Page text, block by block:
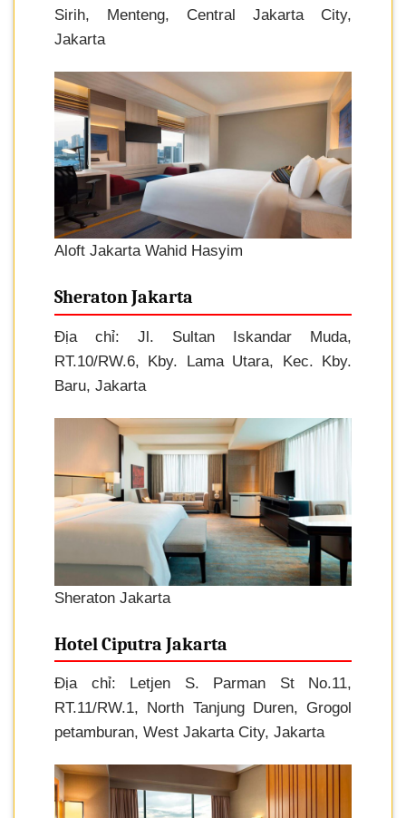
Sirih, Menteng, Central Jakarta City,
Jakarta
Aloft Jakarta Wahid Hasyim
Sheraton Jakarta
Địa chỉ: Jl. Sultan Iskandar Muda,
RT.10/RW.6, Kby. Lama Utara, Kec. Kby.
Baru, Jakarta
Sheraton Jakarta
Hotel Ciputra Jakarta
Địa chỉ: Letjen S. Parman St No.11,
RT.11/RW.1, North Tanjung Duren, Grogol
petamburan, West Jakarta City, Jakarta